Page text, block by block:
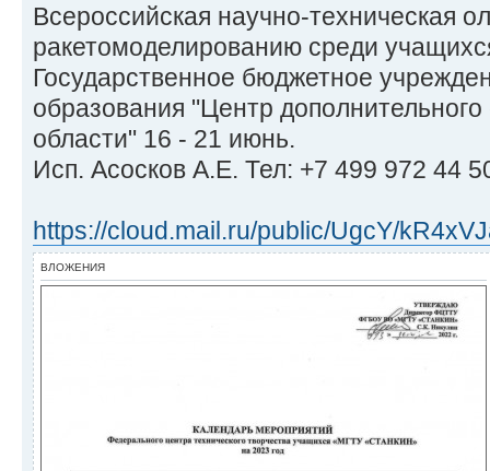
Всероссийская научно-техническая
ракетомоделированию среди
Государственное бюджетное
образования "Центр
области" 16 - 21 июнь.
Исп. Асосков А.Е. Тел: +7 499 972 44
https://cloud.mail.ru/public/UgcY/
ВЛОЖЕНИЯ